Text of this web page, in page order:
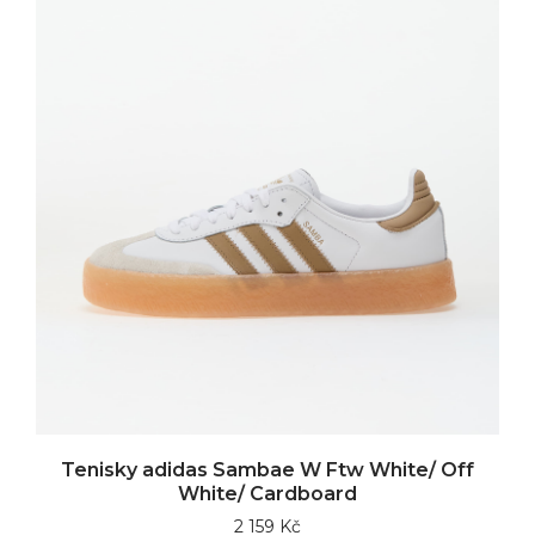
Tenisky adidas Sambae W Ftw White/ Off
White/ Cardboard
2 159 Kč